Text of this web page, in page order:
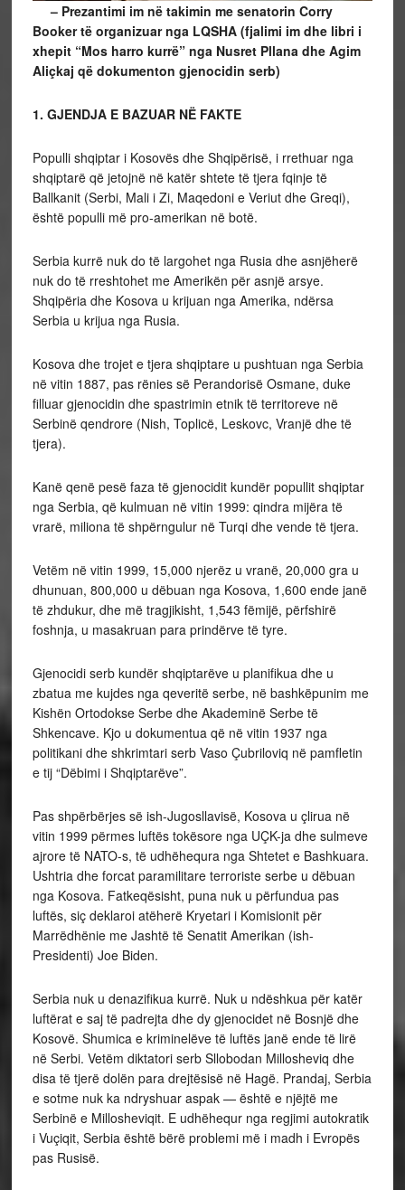
– Prezantimi im në takimin me senatorin Corry
Booker të organizuar nga LQSHA (fjalimi im dhe libri i
xhepit “Mos harro kurrë” nga Nusret Pllana dhe Agim
Aliçkaj që dokumenton gjenocidin serb)
1. GJENDJA E BAZUAR NË FAKTE
Populli shqiptar i Kosovës dhe Shqipërisë, i rrethuar nga
shqiptarë që jetojnë në katër shtete të tjera fqinje të
Ballkanit (Serbi, Mali i Zi, Maqedoni e Veriut dhe Greqi),
është populli më pro-amerikan në botë.
Serbia kurrë nuk do të largohet nga Rusia dhe asnjëherë
nuk do të rreshtohet me Amerikën për asnjë arsye.
Shqipëria dhe Kosova u krijuan nga Amerika, ndërsa
Serbia u krijua nga Rusia.
Kosova dhe trojet e tjera shqiptare u pushtuan nga Serbia
në vitin 1887, pas rënies së Perandorisë Osmane, duke
filluar gjenocidin dhe spastrimin etnik të territoreve në
Serbinë qendrore (Nish, Toplicë, Leskovc, Vranjë dhe të
tjera).
Kanë qenë pesë faza të gjenocidit kundër popullit shqiptar
nga Serbia, që kulmuan në vitin 1999: qindra mijëra të
vrarë, miliona të shpërngulur në Turqi dhe vende të tjera.
Vetëm në vitin 1999, 15,000 njerëz u vranë, 20,000 gra u
dhunuan, 800,000 u dëbuan nga Kosova, 1,600 ende janë
të zhdukur, dhe më tragjikisht, 1,543 fëmijë, përfshirë
foshnja, u masakruan para prindërve të tyre.
Gjenocidi serb kundër shqiptarëve u planifikua dhe u
zbatua me kujdes nga qeveritë serbe, në bashkëpunim me
Kishën Ortodokse Serbe dhe Akademinë Serbe të
Shkencave. Kjo u dokumentua që në vitin 1937 nga
politikani dhe shkrimtari serb Vaso Çubriloviq në pamfletin
e tij “Dëbimi i Shqiptarëve”.
Pas shpërbërjes së ish-Jugosllavisë, Kosova u çlirua në
vitin 1999 përmes luftës tokësore nga UÇK-ja dhe sulmeve
ajrore të NATO-s, të udhëhequra nga Shtetet e Bashkuara.
Ushtria dhe forcat paramilitare terroriste serbe u dëbuan
nga Kosova. Fatkeqësisht, puna nuk u përfundua pas
luftës, siç deklaroi atëherë Kryetari i Komisionit për
Marrëdhënie me Jashtë të Senatit Amerikan (ish-
Presidenti) Joe Biden.
Serbia nuk u denazifikua kurrë. Nuk u ndëshkua për katër
luftërat e saj të padrejta dhe dy gjenocidet në Bosnjë dhe
Kosovë. Shumica e kriminelëve të luftës janë ende të lirë
në Serbi. Vetëm diktatori serb Sllobodan Millosheviq dhe
disa të tjerë dolën para drejtësisë në Hagë. Prandaj, Serbia
e sotme nuk ka ndryshuar aspak — është e njëjtë me
Serbinë e Millosheviqit. E udhëhequr nga regjimi autokratik
i Vuçiqit, Serbia është bërë problemi më i madh i Evropës
pas Rusisë.